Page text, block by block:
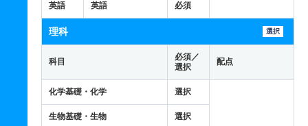
英語 英語 必須
理科 選択
科目
必須／
選択
配点
化学基礎・化学 選択
生物基礎・生物 選択